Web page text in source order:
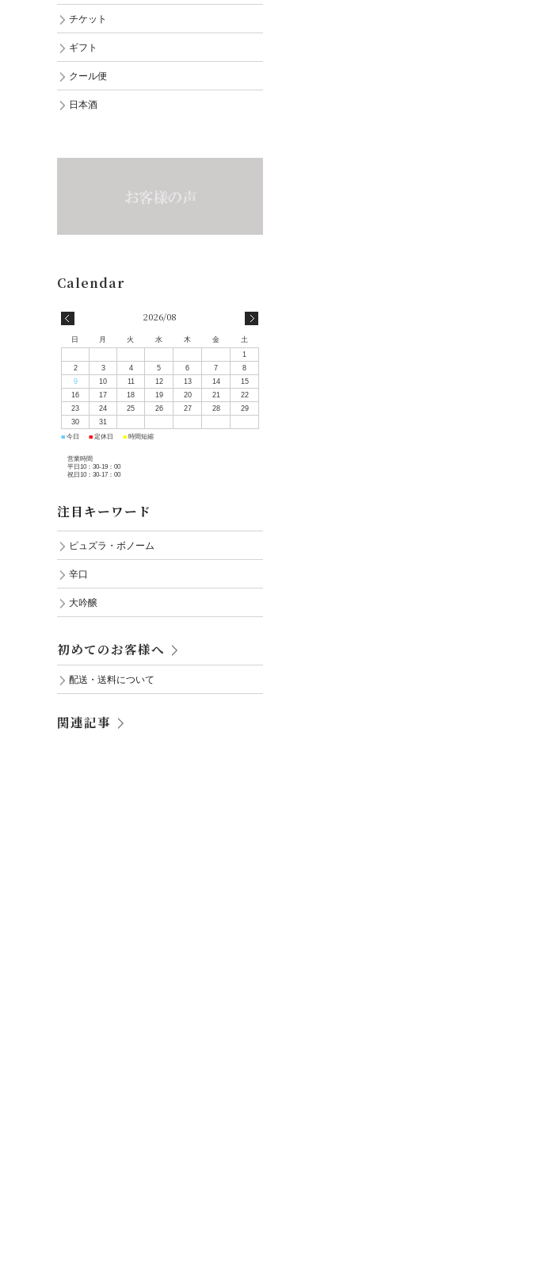
チケット
ギフト
クール便
日本酒
2026/08
日 月 火 水 木 金
土
1
2
3 4 5 6 7
8
9
10 11 12 13 14
15
16
17 18 19 20 21
22
23
24 25 26 27 28
29
30
31
■ 今日 ■ 定休日 ■ 時間短縮
営業時間
平日10：30-19：00
祝日10：30-17：00
注目キーワード
ピュズラ・ボノーム
辛口
大吟醸
初めてのお客様へ
配送・送料について
関連記事